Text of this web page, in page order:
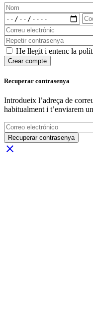
He llegit i entenc la
Crear compte
Recuperar contrasenya
Introdueix l’adreça de
habitualment i t’enviarem
Recuperar contrasenya
close